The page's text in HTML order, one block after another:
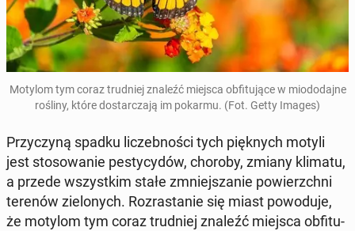
Motylom tym coraz trud­niej znaleźć miejsca ob­fi­tu­ją­ce w mio­do­daj­ne
rośliny, które do­star­cza­ją im pokarmu. (Fot. Getty Images)
Przy­czy­ną spadku li­czeb­no­ści tych pięk­nych motyli
jest sto­so­wa­nie pe­sty­cy­dów, choroby, zmiany klimatu,
a przede wszyst­kim stałe zmniej­sza­nie po­wierzch­ni
terenów zie­lo­nych. Roz­ra­sta­nie się miast po­wo­du­je,
że motylom tym coraz trud­niej znaleźć miejsca ob­fi­tu­